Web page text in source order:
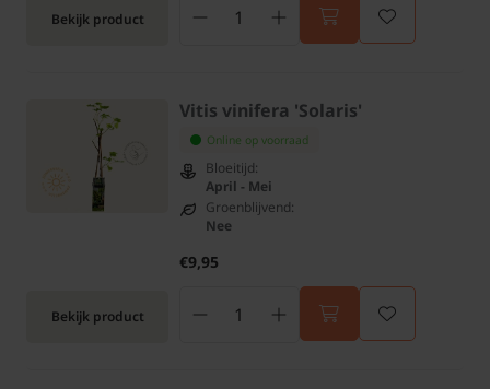
Bekijk product
Bekijk product
Vitis vinifera 'Solaris'
Online op voorraad
Bloeitijd:
April - Mei
Groenblijvend:
Nee
€9,95